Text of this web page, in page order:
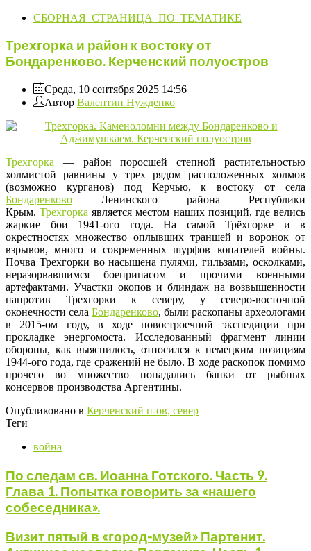
СБОРНАЯ_СТРАНИЦА_ПО_ТЕМАТИКЕ
Трехгорка и район к востоку от
Бондаренково. Керченский полуостров
Среда, 10 сентября 2025 14:56
Автор Валентин Нужденко
Трехгорка — район поросшей степной растительностью
холмистой равнины у трех рядом расположенных холмов
(возможно курганов) под Керчью, к востоку от села
Бондаренково Ленинского района Республики
Крым.Трехгорка является местом наших позиций, где велись
жаркие бои 1941-ого года. На самой Трёхгорке и в
окрестностях множество оплывших траншей и воронок от
взрывов, много и современных шурфов копателей войны.
Почва Трехгорки во насыщена пулями, гильзами, осколками,
неразорвавшимся боеприпасом и прочими военными
артефактами. Участки окопов и блиндаж на возвышенности
напротив Трехгорки к северу, у северо-восточной
оконечности села Бондаренково, были раскопаны археологами
в 2015-ом году, в ходе новостроечной экспедиции при
прокладке энергомоста. Исследованный фрагмент линии
обороны, как выяснилось, относился к немецким позициям
1944-ого года, где сражений не было. В ходе раскопок помимо
прочего во множество попадались банки от рыбных
консервов производства Аргентины.
Опубликовано в Керченский п-ов, север
Теги
война
По следам св. Иоанна Готского. Часть 9.
Глава 1. Попытка говорить за «нашего
собеседника».
Визит пятый в «город-музей» Партенит.